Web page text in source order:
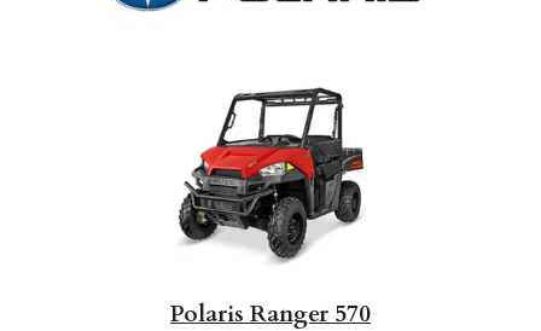
Polaris Ranger 570